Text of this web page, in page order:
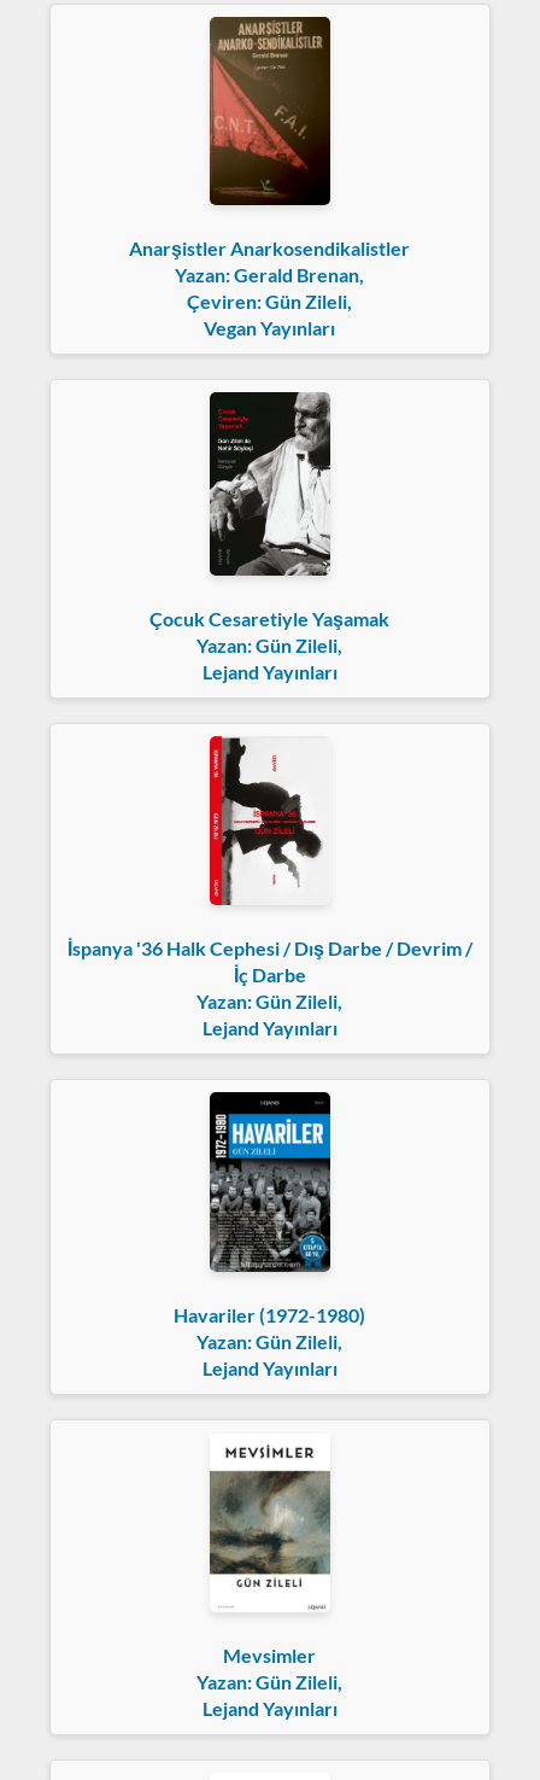
Anarşistler Anarkosendikalistler
Yazan: Gerald Brenan,
Çeviren: Gün Zileli,
Vegan Yayınları
Çocuk Cesaretiyle Yaşamak
Yazan: Gün Zileli,
Lejand Yayınları
İspanya '36 Halk Cephesi / Dış Darbe / Devrim /
İç Darbe
Yazan: Gün Zileli,
Lejand Yayınları
Havariler (1972-1980)
Yazan: Gün Zileli,
Lejand Yayınları
Mevsimler
Yazan: Gün Zileli,
Lejand Yayınları